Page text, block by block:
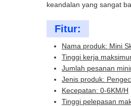
keandalan yang sangat
Fitur:
Nama produk: Mini
Tinggi kerja
Jumlah pesanan
Jenis produk:
Kecepatan: 0-6KM/H
Tinggi pelepasan